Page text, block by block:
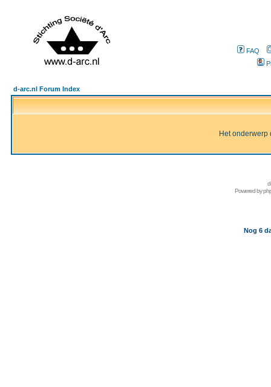
FAQ
d-arc.nl Forum Index
Het onderwerp
Powered by
Nog 6